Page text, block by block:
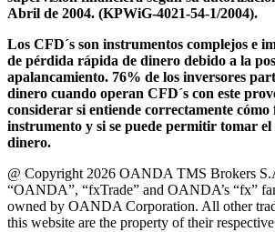
Abril de 2004. (KPWiG-4021-54-1/2004).
Los CFD´s son instrumentos complejos e
de pérdida rápida de dinero debido a la
apalancamiento. 76% de los inversores
dinero cuando operan CFD´s con este
considerar si entiende correctamente cómo
instrumento y si se puede permitir tomar el
dinero.
@ Copyright 2026 OANDA TMS Brokers
“OANDA”, “fxTrade” and OANDA’s “fx”
owned by OANDA Corporation. All other
this website are the property of their